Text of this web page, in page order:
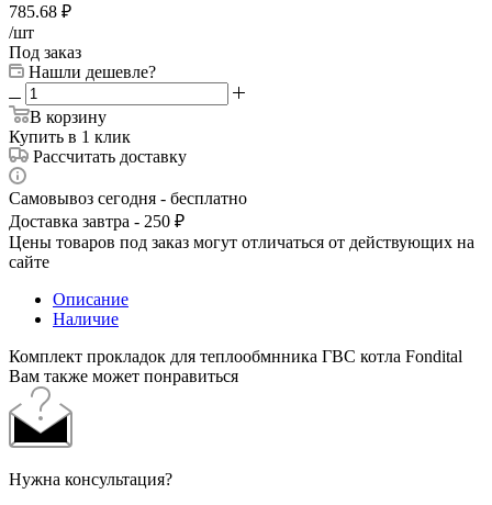
785.68 ₽
/шт
Под заказ
Нашли дешевле?
В корзину
Купить в 1 клик
Рассчитать доставку
Самовывоз сегодня - бесплатно
Доставка завтра - 250 ₽
Цены товаров под заказ могут отличаться от действующих на
сайте
Описание
Наличие
Комплект прокладок для теплообмнника ГВС котла Fondital
Вам также может понравиться
Нужна консультация?